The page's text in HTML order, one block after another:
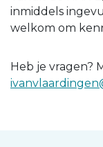
inmiddels
welkom om
Heb je vragen?